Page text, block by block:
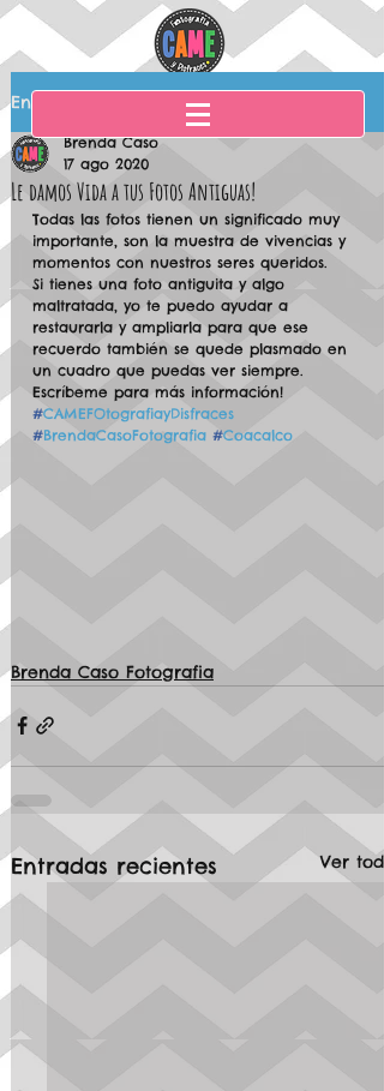
Entrada
Le damos Vida a tus Fotos Antiguas!
Brenda Caso
17 ago 2020
Todas las fotos tienen un significado muy
importante, son la muestra de vivencias y
momentos con nuestros seres queridos.
Si tienes una foto antiguita y algo
maltratada, yo te puedo ayudar a
restaurarla y ampliarla para que ese
recuerdo también se quede plasmado en
un cuadro que puedas ver siempre.
Escríbeme para más información!
#CAMEFOtografiayDisfraces
#BrendaCasoFotografia #Coacalco
Brenda Caso Fotografia
Entradas recientes Ver todo